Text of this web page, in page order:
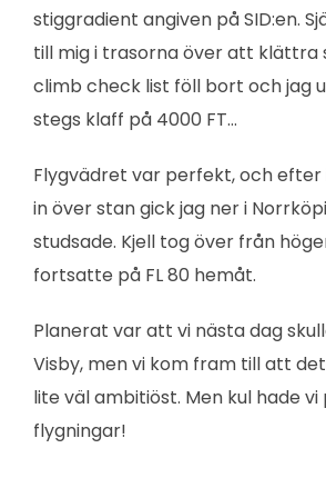
stiggradient angiven på SID:en.
till mig i trasorna över att
climb check list föll bort och jag
stegs klaff på 4000 FT…
Flygvädret var perfekt, och
in över stan gick jag ner i
studsade. Kjell tog över från
fortsatte på FL 80 hemåt.
Planerat var att vi nästa dag
Visby, men vi kom fram till att
lite väl ambitiöst. Men kul hade vi
flygningar!